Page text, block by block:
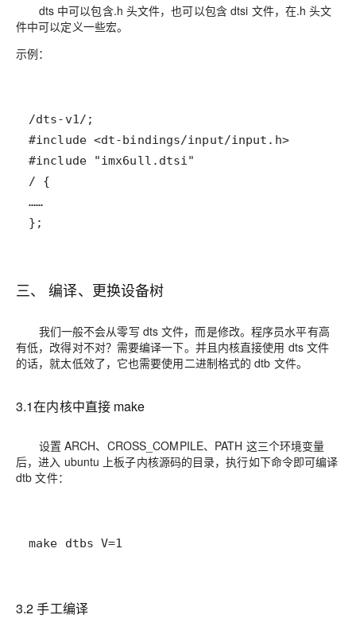
dts 中可以包含.h 头文件，也可以包含 dtsi 文件，在.h 头文
件中可以定义一些宏。
示例：
#include <dt-bindings/input/input.h>
};
三、 编译、更换设备树
我们一般不会从零写 dts 文件，而是修改。程序员水平有高
有低，改得对不对？需要编译一下。并且内核直接使用 dts 文件
的话，就太低效了，它也需要使用二进制格式的 dtb 文件。
3.1在内核中直接 make
设置ARCH、CROSS_COMPILE、PATH 这三个环境变量
后，进入 ubuntu 上板子内核源码的目录，执行如下命令即可编译
dtb 文件：
make dtbs V=1
3.2 手工编译